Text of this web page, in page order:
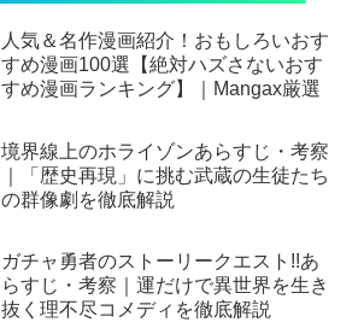
人気＆名作漫画紹介！おもしろいおす
すめ漫画100選【絶対ハズさないおす
すめ漫画ランキング】｜Mangax厳選
境界線上のホライゾンあらすじ・考察
｜「歴史再現」に挑む武蔵の生徒たち
の群像劇を徹底解説
ガチャ勇者のストーリークエスト!!あ
らすじ・考察｜運だけで異世界を生き
抜く理不尽コメディを徹底解説